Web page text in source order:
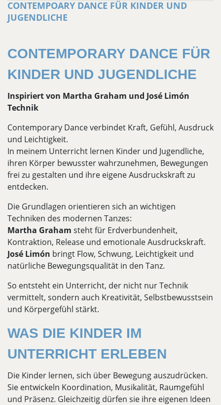
CONTEMPOARY DANCE FÜR KINDER UND
JUGENDLICHE
CONTEMPORARY DANCE FÜR
KINDER UND JUGENDLICHE
Inspiriert von Martha Graham und José Limón
Technik
Contemporary Dance verbindet Kraft, Gefühl, Ausdruck
und Leichtigkeit.
In meinem Unterricht lernen Kinder und Jugendliche,
ihren Körper bewusster wahrzunehmen, Bewegungen
frei zu gestalten und ihre eigene Ausdruckskraft zu
entdecken.
Die Grundlagen orientieren sich an wichtigen
Techniken des modernen Tanzes:
Martha Graham steht für Erdverbundenheit,
Kontraktion, Release und emotionale Ausdruckskraft.
José Limón bringt Flow, Schwung, Leichtigkeit und
natürliche Bewegungsqualität in den Tanz.
So entsteht ein Unterricht, der nicht nur Technik
vermittelt, sondern auch Kreativität, Selbstbewusstsein
und Körpergefühl stärkt.
WAS DIE KINDER IM
UNTERRICHT ERLEBEN
Die Kinder lernen, sich über Bewegung auszudrücken.
Sie entwickeln Koordination, Musikalität, Raumgefühl
und Präsenz. Gleichzeitig dürfen sie ihre eigenen Ideen